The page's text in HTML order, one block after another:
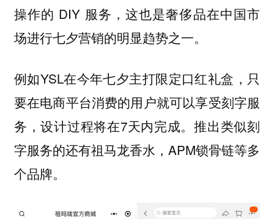
操作的 DIY 服务，这也是奢侈品在中国市
场进行七夕营销的明显趋势之一。
例如YSL在今年七夕主打限定口红礼盒，只
要在电商平台消费的用户就可以享受刻字服
务，设计过程将在7天内完成。推出类似刻
字服务的还有祖马龙香水，APM锁骨链等多
个品牌。